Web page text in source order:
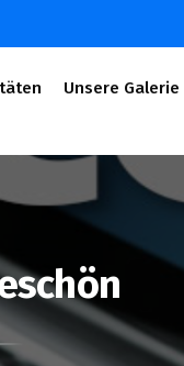
Unsere Galerie